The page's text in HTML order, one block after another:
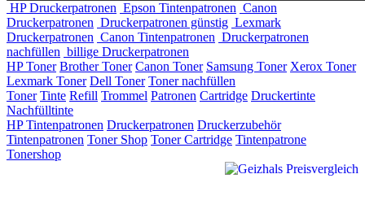
HP Druckerpatronen Epson Tintenpatronen Canon
Druckerpatronen Druckerpatronen günstig Lexmark
Druckerpatronen Canon Tintenpatronen Druckerpatronen
nachfüllen billige Druckerpatronen
HP Toner Brother Toner Canon Toner Samsung Toner Xerox Toner
Lexmark Toner Dell Toner Toner nachfüllen
Toner Tinte Refill Trommel Patronen Cartridge Druckertinte
Nachfülltinte
HP Tintenpatronen Druckerpatronen Druckerzubehör
Tintenpatronen Toner Shop Toner Cartridge Tintenpatrone
Tonershop